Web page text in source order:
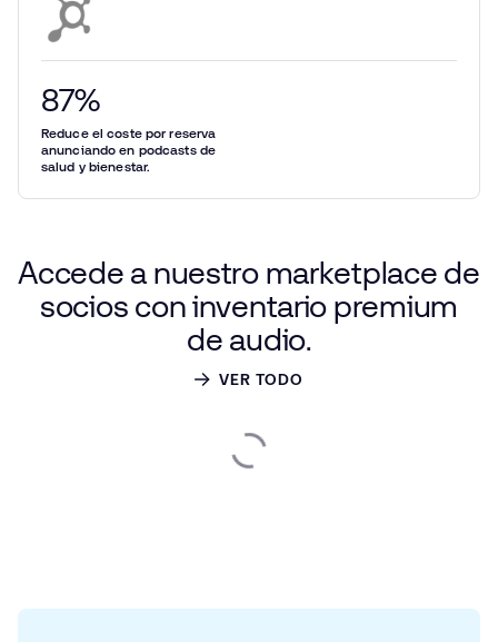
87%
Reduce el coste por reserva
anunciando en podcasts de
salud y bienestar.
Accede a nuestro marketplace de
socios coninventario premium
de audio.
VER TODO